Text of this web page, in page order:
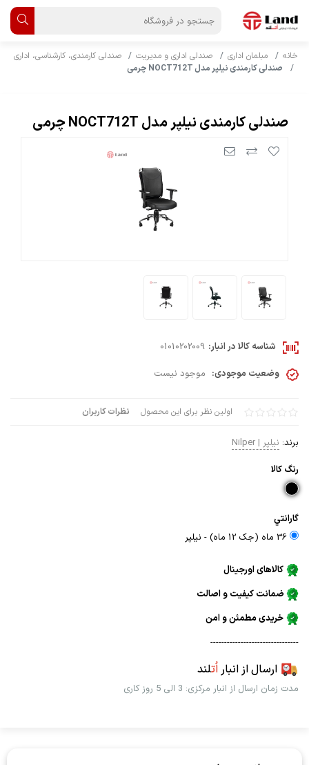
خانه مبلمان اداری صندلی اداری و مدیریت
صندلی کارمندی، کارشناسی، اداری
صندلی کارمندی نیلپر مدل NOCT712T چرمی
صندلی کارمندی نیلپر مدل NOCT712T چرمی
اولین نظر برای این محصول نظرات کاربران
برند: نیلپر | Nilper
رنگ كالا
گارانتي
36 ماه (جک 12 ماه) - نيلپر
کالاهای اورجینال
ضمانت کیفیت و اصالت
خریدی مطمئن و امن
--------------------------------
ارسال از انباراُتلند
مدت زمان ارسال از انبار مرکزی: 3 الی 5 روز کاری
شناسه کالا در انبار: 01010202009
وضعیت موجودی: موجود نیست